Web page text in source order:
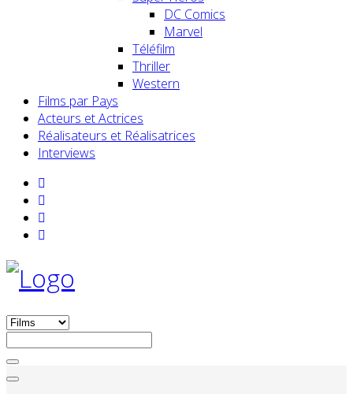
DC Comics
Marvel
Téléfilm
Thriller
Western
Films par Pays
Acteurs et Actrices
Réalisateurs et Réalisatrices
Interviews